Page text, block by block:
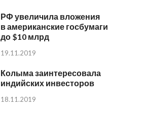
РФ увеличила вложения
в американские госбумаги
до $10 млрд
19.11.2019
Колыма заинтересовала
индийских инвесторов
18.11.2019